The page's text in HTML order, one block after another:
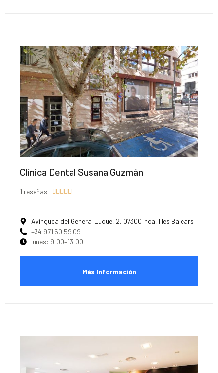
Clínica Dental Susana Guzmán
1 reseñas     
Avinguda del General Luque, 2, 07300 Inca, Illes Balears
+34 971 50 59 09
lunes: 9:00–13:00
Más Información